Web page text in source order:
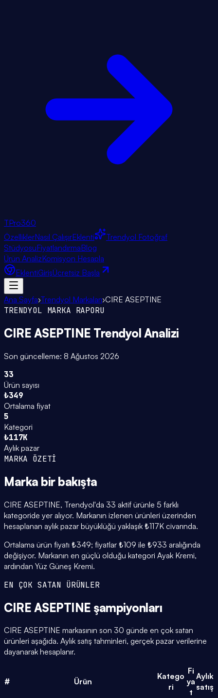
TPro360
ÖzelliklerNasıl ÇalışırEklenti
Trendyol Fotoğraf
StüdyosuFiyatlandırmaBlog
Ürün AnalizKomisyon Hesapla
EklentiGirişÜcretsiz Başla
Ana Sayfa›Trendyol Markaları›CIRE ASEPTINE
TRENDYOL MARKA RAPORU
CIRE ASEPTINE Trendyol Analizi
Son güncelleme: 8 Ağustos 2026
33
Ürün sayısı
₺349
Ortalama fiyat
5
Kategori
₺117K
Aylık pazar
MARKA ÖZETİ
Marka bir bakışta
CIRE ASEPTINE, Trendyol'da 33 aktif ürünle 5 farklı
kategoride yer alıyor. Markanın izlenen ürünleri üzerinden
hesaplanan aylık pazar büyüklüğü yaklaşık ₺117K civarında.
Ortalama ürün fiyatı ₺349; fiyatlar ₺109 ile ₺933 aralığında
değişiyor. Markanın en güçlü olduğu kategori Ayak Kremi,
ardından Yüz Güneş Kremi.
EN ÇOK SATAN ÜRÜNLER
CIRE ASEPTINE şampiyonları
CIRE ASEPTINE markasının son 30 günde en çok satan
ürünleri aşağıda. Aylık satış tahminleri, gerçek pazar verilerine
dayanarak hesaplanır.
# Ürün
Katego
ri
Fi
ya
t
Aylık
satış